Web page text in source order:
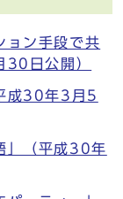
ョン手段で共
30日公開）
成30年3月5
」（平成30年